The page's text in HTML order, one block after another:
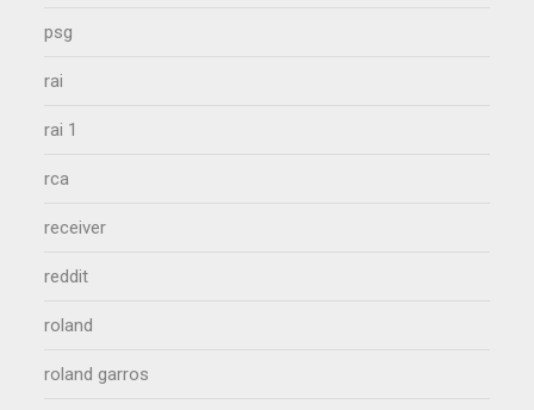
psg
rai
rai 1
rca
receiver
reddit
roland
roland garros